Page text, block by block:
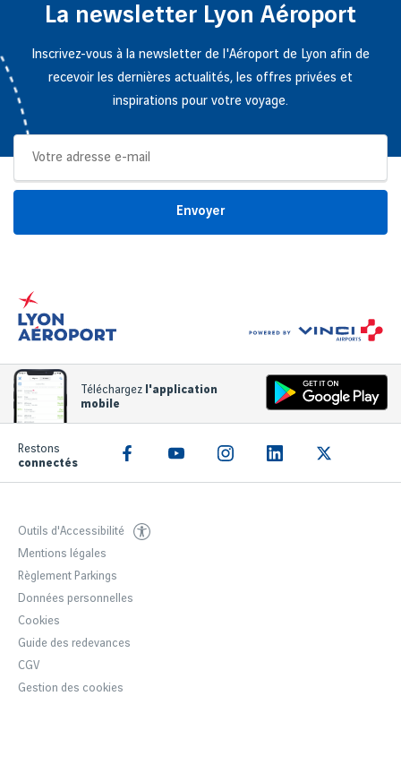
La newsletter Lyon Aéroport
Inscrivez-vous à la newsletter de l'Aéroport de Lyon afin de
recevoir les dernières actualités, les offres privées et
inspirations pour votre voyage.
Envoyer
Téléchargez l'application
mobile
Restons
connectés
Outils d'Accessibilité
Mentions légales
Règlement Parkings
Données personnelles
Cookies
Guide des redevances
CGV
Gestion des cookies